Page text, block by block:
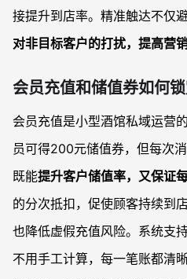
接提升到店率。精准触达不仅
对非目标客户的打扰，提高营
会员充值和储值券如何锁
会员充值是小型酒馆私域运营
员可得200元储值券，但每次
既能提升客户储值率，又保证
的分次抵扣，促使顾客持续到
也降低虚假充值风险。系统支
不用手工计算，每一笔账都清